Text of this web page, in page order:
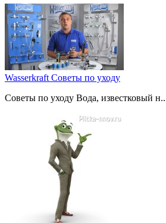
Wasserkraft Советы по уходу
Советы по уходу Вода, известковый